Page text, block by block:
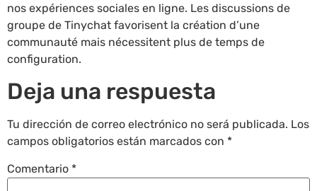
nos expériences sociales en ligne. Les discussions de
groupe de Tinychat favorisent la création d’une
communauté mais nécessitent plus de temps de
configuration.
Deja una respuesta
Tu dirección de correo electrónico no será publicada. Los
campos obligatorios están marcados con *
Comentario *